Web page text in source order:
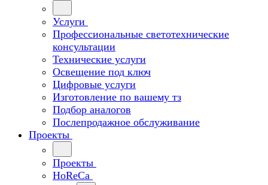
Услуги
Профессиональные светотехнические
консультации
Технические услуги
Освещение под ключ
Цифровые услуги
Изготовление по вашему тз
Подбор аналогов
Послепродажное обслуживание
Проекты
Проекты
HoReCa